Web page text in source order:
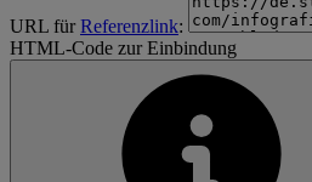
URL fürReferenzlink:
HTML-Code zur Einbindung